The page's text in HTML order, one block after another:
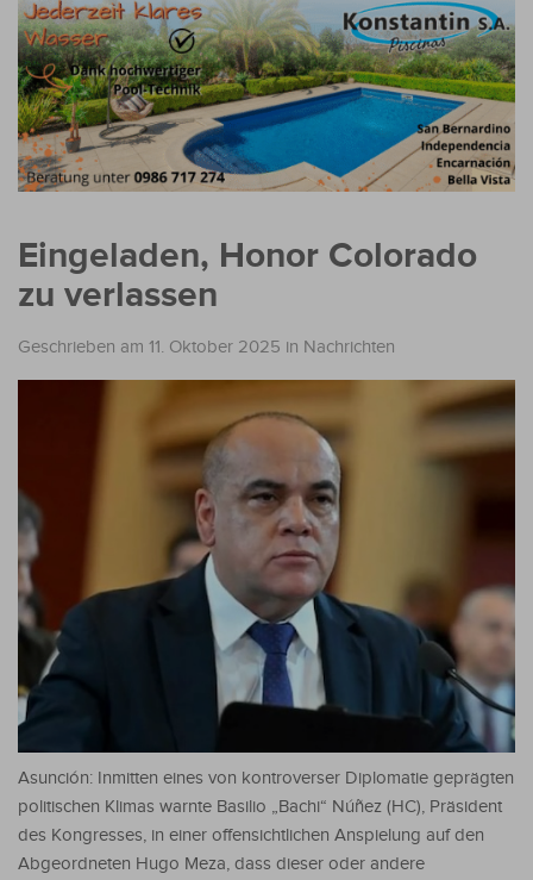
Eingeladen, Honor Colorado
zu verlassen
Geschrieben am 11. Oktober 2025 in Nachrichten
Asunción: Inmitten eines von kontroverser Diplomatie geprägten
politischen Klimas warnte Basilio „Bachi“ Núñez (HC), Präsident
des Kongresses, in einer offensichtlichen Anspielung auf den
Abgeordneten Hugo Meza, dass dieser oder andere